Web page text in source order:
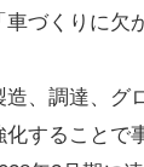
づくりに欠
、調達、グ
することで